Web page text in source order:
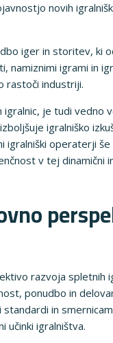
novih
iger in storitev, ki
namiznimi igrami in
rastoči industriji.
je tudi vedno
igralniško
operaterji
v tej dinamični
razvoja spletnih
ponudbo in
in
učinki igralništva.